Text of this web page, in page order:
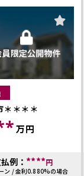
＊＊＊＊
万円
例： ****円
ン / 金利0.880%の場合